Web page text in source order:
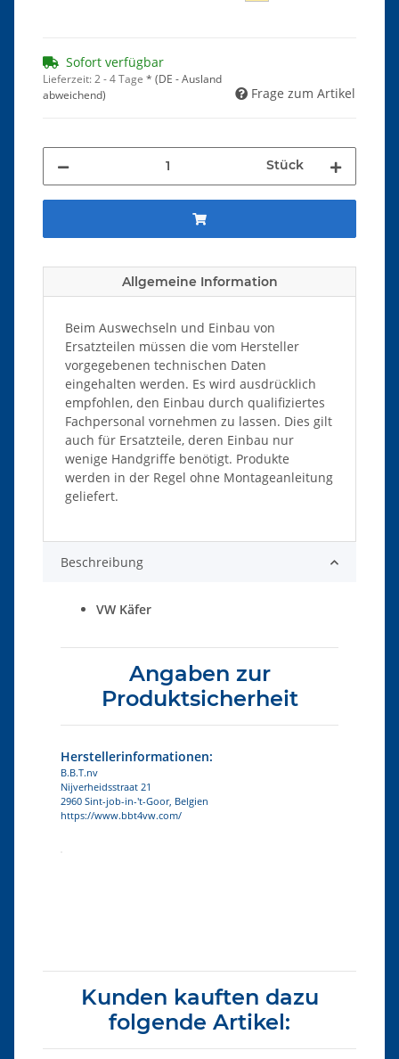
Sofort verfügbar
Lieferzeit:2 - 4 Tage * (DE - Ausland
abweichend)
Frage zum Artikel
Stück
Allgemeine Information
Beim Auswechseln und Einbau von
Ersatzteilen müssen die vom Hersteller
vorgegebenen technischen Daten
eingehalten werden. Es wird ausdrücklich
empfohlen, den Einbau durch qualifiziertes
Fachpersonal vornehmen zu lassen. Dies gilt
auch für Ersatzteile, deren Einbau nur
wenige Handgriffe benötigt. Produkte
werden in der Regel ohne Montageanleitung
geliefert.
Beschreibung
VW Käfer
Angaben zur
Produktsicherheit
Herstellerinformationen:
B.B.T.nv
Nijverheidsstraat 21
2960 Sint-job-in-'t-Goor, Belgien
https://www.bbt4vw.com/
Kunden kauften dazu
folgende Artikel: